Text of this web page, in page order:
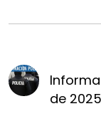
de 2025